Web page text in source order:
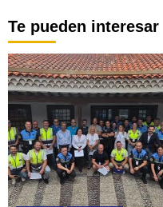
Te pueden interesar